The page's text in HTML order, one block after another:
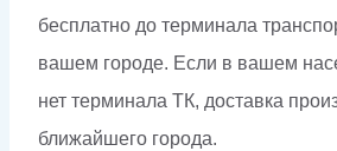
бесплатно до терминала
вашем городе. Если в вашем
нет терминала ТК, доставка
ближайшего города.